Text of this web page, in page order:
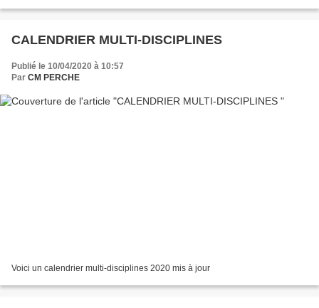
CALENDRIER MULTI-DISCIPLINES
Publié le 10/04/2020 à 10:57
Par CM PERCHE
Voici un calendrier multi-disciplines 2020 mis à jour